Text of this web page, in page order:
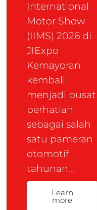
International
Motor Show
(IIMS) 2026 di
JIExpo
Kemayoran
kembali
menjadi pusat
perhatian
sebagai salah
satu pameran
otomotif
tahunan…
Learn
more